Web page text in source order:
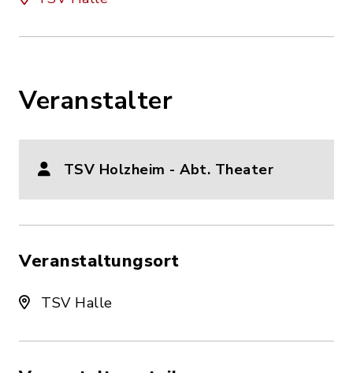
Veranstalter
TSV Holzheim - Abt. Theater
Veranstaltungsort
TSV Halle